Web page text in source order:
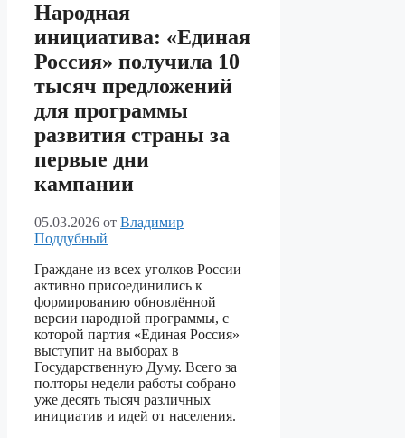
Народная
инициатива: «Единая
Россия» получила 10
тысяч предложений
для программы
развития страны за
первые дни
кампании
05.03.2026 от Владимир
Поддубный
Граждане из всех уголков России
активно присоединились к
формированию обновлённой
версии народной программы, с
которой партия «Единая Россия»
выступит на выборах в
Государственную Думу. Всего за
полторы недели работы собрано
уже десять тысяч различных
инициатив и идей от населения.